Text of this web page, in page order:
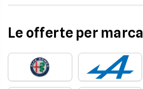
Le offerte per marca